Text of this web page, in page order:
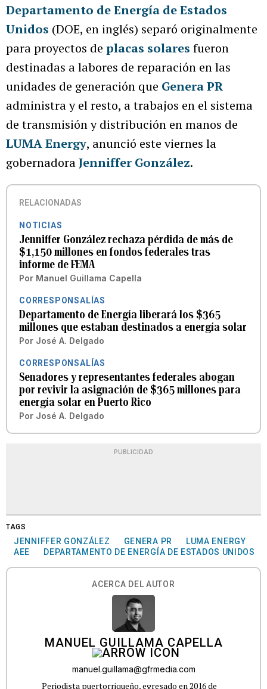
Departamento de Energía de Estados
Unidos (DOE, en inglés) separó originalmente
para proyectos de placas solares fueron
destinadas a labores de reparación en las
unidades de generación que Genera PR
administra y el resto, a trabajos en el sistema
de transmisión y distribución en manos de
LUMA Energy, anunció este viernes la
gobernadoraJenniffer González.
RELACIONADAS
NOTICIAS
Jenniffer González rechaza pérdida de más de
$1,150 millones en fondos federales tras
informe de FEMA
Por Manuel Guillama Capella
CORRESPONSALÍAS
Departamento de Energía liberará los $365
millones que estaban destinados a energía solar
Por José A. Delgado
CORRESPONSALÍAS
Senadores y representantes federales abogan
por revivir la asignación de $365 millones para
energía solar en Puerto Rico
Por José A. Delgado
PUBLICIDAD
TAGS
JENNIFFER GONZÁLEZ GENERA PR
LUMA ENERGY
AEE
DEPARTAMENTO DE ENERGÍA DE ESTADOS UNIDOS
ACERCA DEL AUTOR
MANUEL GUILLAMA CAPELLA
manuel.guillama@gfrmedia.com
Periodista puertorriqueño, egresado en 2016 de